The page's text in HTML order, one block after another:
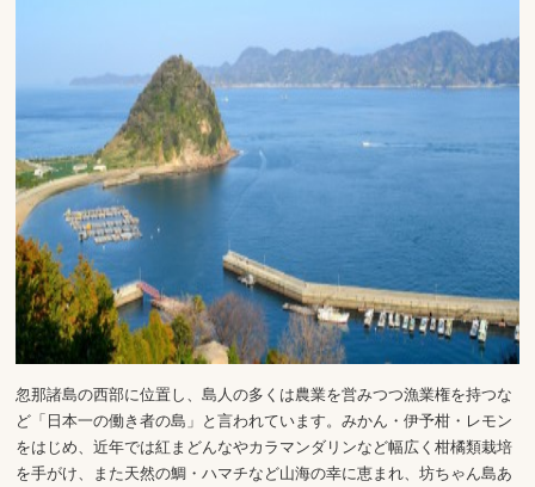
忽那諸島の西部に位置し、島人の多くは農業を営みつつ漁業権を持つな
ど「日本一の働き者の島」と言われています。みかん・伊予柑・レモン
をはじめ、近年では紅まどんなやカラマンダリンなど幅広く柑橘類栽培
を手がけ、また天然の鯛・ハマチなど山海の幸に恵まれ、坊ちゃん島あ